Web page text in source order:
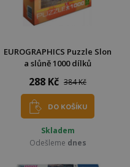
EUROGRAPHICS Puzzle Slon
a slůně 1000 dílků
288 Kč 384 Kč
DO KOŠÍKU
Skladem
Odešleme dnes